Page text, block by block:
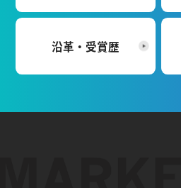
沿革・受賞歴